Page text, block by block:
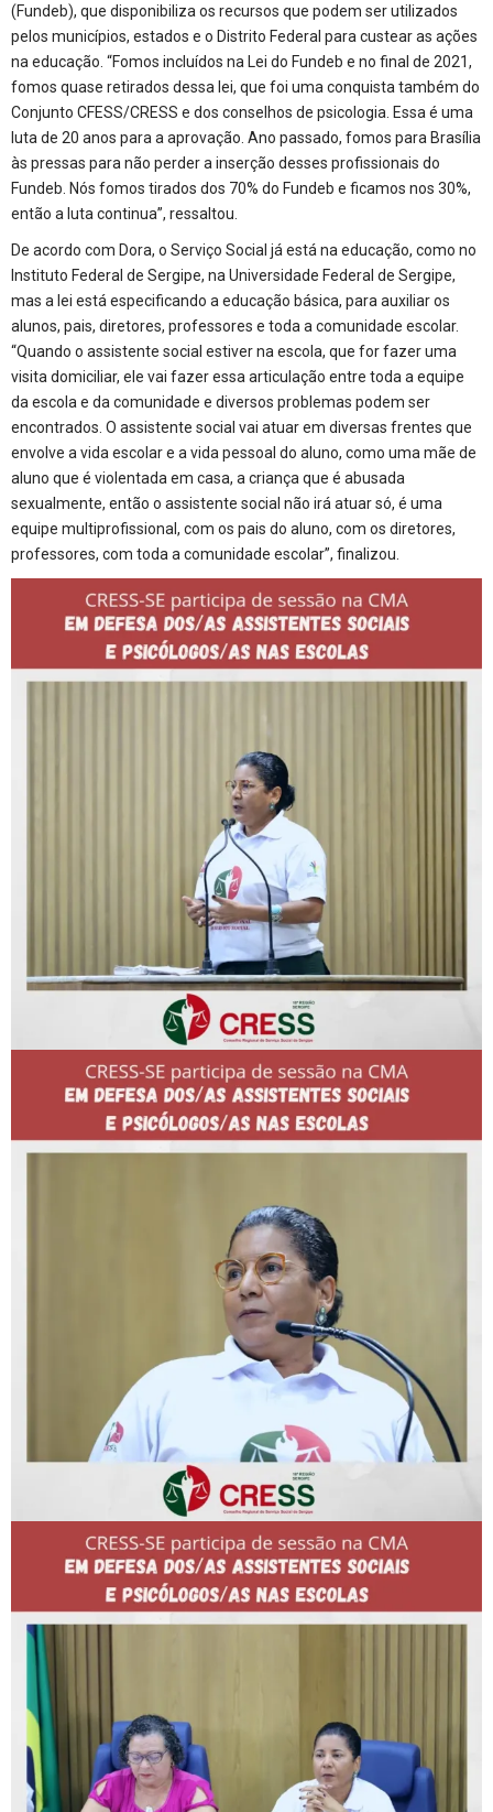
(Fundeb), que disponibiliza os recursos que podem ser utilizados
pelos municípios, estados e o Distrito Federal para custear as ações
na educação. “Fomos incluídos na Lei do Fundeb e no final de 2021,
fomos quase retirados dessa lei, que foi uma conquista também do
Conjunto CFESS/CRESS e dos conselhos de psicologia. Essa é uma
luta de 20 anos para a aprovação. Ano passado, fomos para Brasília
às pressas para não perder a inserção desses profissionais do
Fundeb. Nós fomos tirados dos 70% do Fundeb e ficamos nos 30%,
então a luta continua”, ressaltou.
De acordo com Dora, o Serviço Social já está na educação, como no
Instituto Federal de Sergipe, na Universidade Federal de Sergipe,
mas a lei está especificando a educação básica, para auxiliar os
alunos, pais, diretores, professores e toda a comunidade escolar.
“Quando o assistente social estiver na escola, que for fazer uma
visita domiciliar, ele vai fazer essa articulação entre toda a equipe
da escola e da comunidade e diversos problemas podem ser
encontrados. O assistente social vai atuar em diversas frentes que
envolve a vida escolar e a vida pessoal do aluno, como uma mãe de
aluno que é violentada em casa, a criança que é abusada
sexualmente, então o assistente social não irá atuar só, é uma
equipe multiprofissional, com os pais do aluno, com os diretores,
professores, com toda a comunidade escolar”, finalizou.